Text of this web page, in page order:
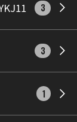
3
3
1